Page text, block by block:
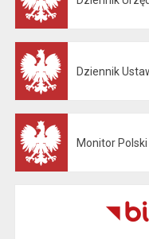
Dziennik
Monitor Polski